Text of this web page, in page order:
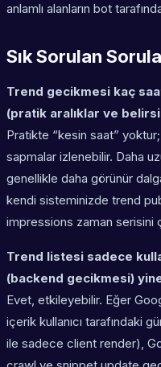
anlamlı alanların bot
Sık Sorulan
Trend gecikmesi kaç
(pratik aralıklar ve
Pratikte “kesin saat”
sapmalar izlenebilir. Daha
genellikle daha görünür
kendi sisteminizde trend
impressions zaman serisini
Trend listesi sadece
(backend gecikmesi)
Evet, etkileyebilir. Eğer
içerik kullanıcı tarafındaki
ile sadece client render),